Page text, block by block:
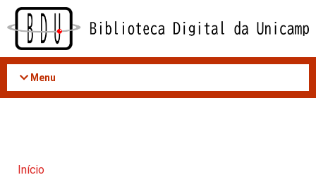
Acessar
conteúdo
Menu
Início